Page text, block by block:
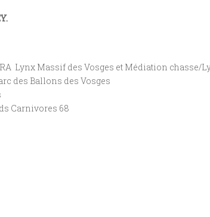
Lynx Massif des Vosges et Médiation chasse/
des Ballons des Vosges
Carnivores 68